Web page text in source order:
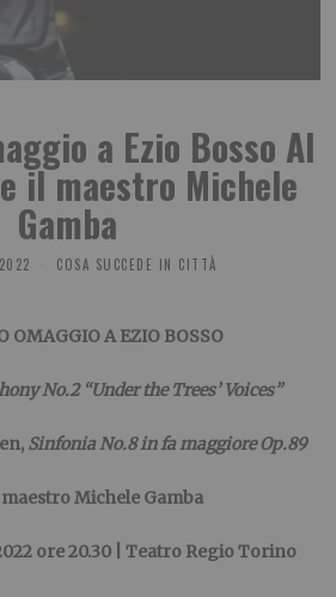
a Ezio Bosso Al
il maestro Michele
Gamba
COSA SUCCEDE IN CITTÀ
OMAGGIO A EZIO BOSSO
No.2 “Under the Trees’ Voices”
Sinfonia No.8 in fa maggiore Op.89
Michele Gamba
ore 20.30 | Teatro Regio Torino